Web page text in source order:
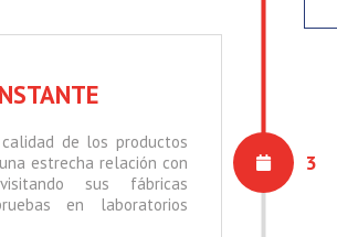
de los productos
estrecha relación con
sus fábricas
en laboratorios
3